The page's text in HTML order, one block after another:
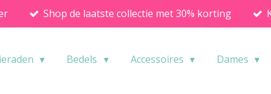
Shop de laatste collectie met 30% korting
Bedels Accessoires Dames